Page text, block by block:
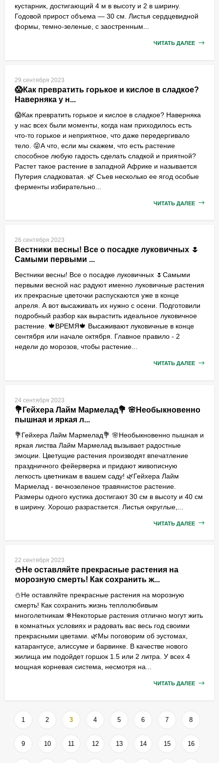
кустарник, достигающий 4 м в высоту и 2 в ширину.
Годовой прирост объема — 30 см. Листья сердцевидной
формы, темно-зеленые, с заостренным...
ЧИТАТЬ ДАЛЕЕ
29 сентября 2023
😱Как превратить горькое и кислое в сладкое?
Наверняка у н...
😱Как превратить горькое и кислое в сладкое? Наверняка
у нас всех были моменты, когда нам приходилось есть
что-то горькое и неприятное, что даже передергивало
тело. 😝А что, если мы скажем, что есть растение
способное любую гадость сделать сладкой и приятной?
Растет такое растение в западной Африке и называется
Путерия сладковатая. 🌿 Съев несколько ее ягод особые
ферменты избирательно...
ЧИТАТЬ ДАЛЕЕ
26 сентября 2023
Вестники весны! Все о посадке луковичных 🌷
Самыми первыми ...
Вестники весны! Все о посадке луковичных 🌷Самыми
первыми весной нас радуют именно луковичные растения
их прекрасные цветочки распускаются уже в конце
апреля. А вот высаживать их нужно с осени. Подготовили
подробный разбор как вырастить идеальное луковичное
растение. 🍁ВРЕМЯ🍁 Высаживают луковичные в конце
сентября или начале октября. Главное правило - 2
недели до морозов, чтобы растение...
ЧИТАТЬ ДАЛЕЕ
24 сентября 2023
💐Гейхера Лайм Мармелад💐 🌸Необыкновенно
пышная и яркая л...
💐Гейхера Лайм Мармелад💐 🌸Необыкновенно пышная и
яркая листва Лайм Мармелад вызывает радостные
эмоции. Цветущие растения производят впечатление
праздничного фейерверка и придают живописную
легкость цветникам в вашем саду! 🌿Гейхера Лайм
Мармелад - вечнозеленое травянистое растение.
Размеры одного кустика достигают 30 см в высоту и 40 см
в ширину. Хорошо разрастается. Листья округлые,...
ЧИТАТЬ ДАЛЕЕ
22 сентября 2023
⛄Не оставляйте прекрасные растения на
морозную смерть! Как сохранить ж...
⛄Не оставляйте прекрасные растения на морозную
смерть! Как сохранить жизнь теплолюбивым
многолетникам ❄Некоторые растения отлично могут жить
в комнатных условиях и радовать вас весь год своими
прекрасными цветами. 🌿Мы поговорим об эустомах,
катарантусе, алиссуме и барвинке. В качестве нового
жилища им подойдет горшок 1.5 или 2 литра. У всех 4
мощная корневая система, несмотря на...
ЧИТАТЬ ДАЛЕЕ
1 2 3 4 5 6 7 8
9 10 11 12 13 14 15 16